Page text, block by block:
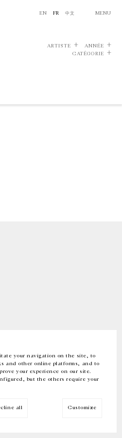
your navigation on the site, to
and other online platforms, and to
your experience on our site.
but the others require your
all Customize
EN FR 中文 MENU
ARTISTE
ANNÉE
CATÉGORIE